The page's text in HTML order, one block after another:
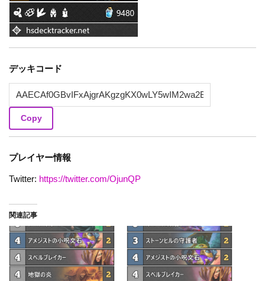
デッキコード
Copy
プレイヤー情報
Twitter: https://twitter.com/OjunQP
関連記事